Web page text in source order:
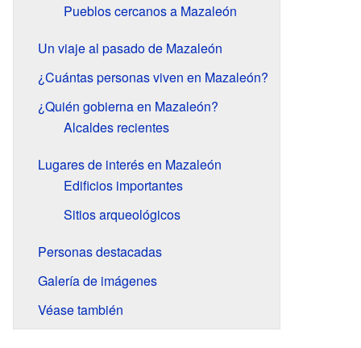
Pueblos cercanos a Mazaleón
Un viaje al pasado de Mazaleón
¿Cuántas personas viven en Mazaleón?
¿Quién gobierna en Mazaleón?
Alcaldes recientes
Lugares de interés en Mazaleón
Edificios importantes
Sitios arqueológicos
Personas destacadas
Galería de imágenes
Véase también